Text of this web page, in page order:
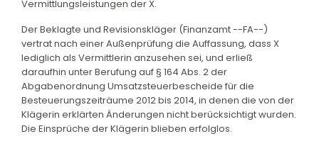
Vermittlungsleistungen der X.
Der Beklagte und Revisionskläger (Finanzamt --FA--)
vertrat nach einer Außenprüfung die Auffassung, dass X
lediglich als Vermittlerin anzusehen sei, und erließ
daraufhin unter Berufung auf § 164 Abs. 2 der
Abgabenordnung Umsatzsteuerbescheide für die
Besteuerungszeiträume 2012 bis 2014, in denen die von der
Klägerin erklärten Änderungen nicht berücksichtigt wurden.
Die Einsprüche der Klägerin blieben erfolglos.